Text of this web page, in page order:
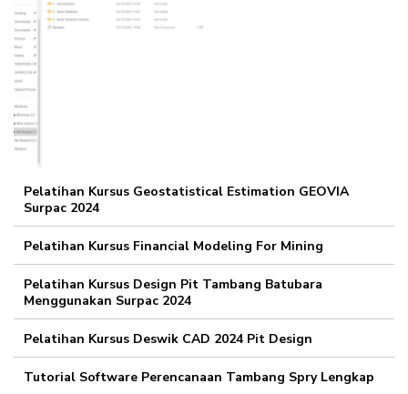
Pelatihan Kursus Geostatistical Estimation GEOVIA
Surpac 2024
Pelatihan Kursus Financial Modeling For Mining
Pelatihan Kursus Design Pit Tambang Batubara
Menggunakan Surpac 2024
Pelatihan Kursus Deswik CAD 2024 Pit Design
Tutorial Software Perencanaan Tambang Spry Lengkap